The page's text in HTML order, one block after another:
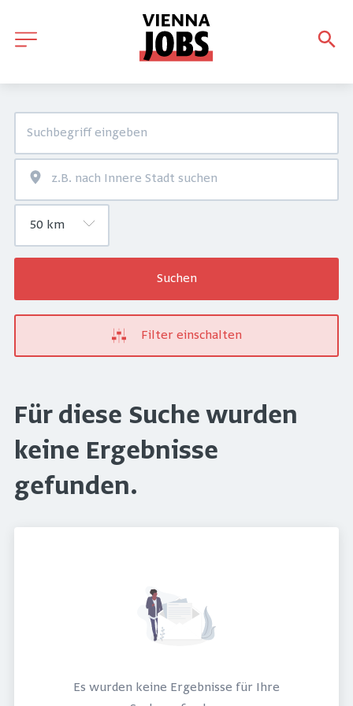
Suchen
Filter einschalten
Für diese Suche wurden
keine Ergebnisse
gefunden.
Es wurden keine Ergebnisse für Ihre